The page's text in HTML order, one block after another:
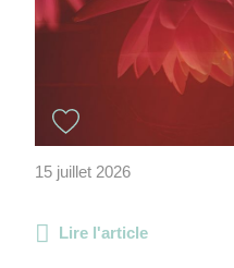
15 juillet 2026
Lire l'article